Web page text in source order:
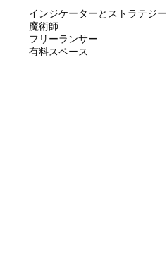
インジケーターとストラテジー
魔術師
フリーランサー
有料スペース